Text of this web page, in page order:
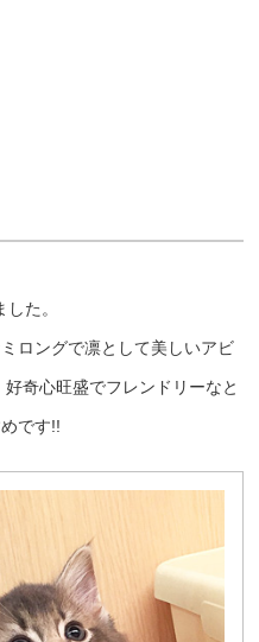
た。
ロングで凛として美しいアビ
奇心旺盛でフレンドリーなと
です!!